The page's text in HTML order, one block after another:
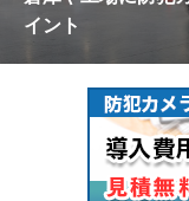
イント